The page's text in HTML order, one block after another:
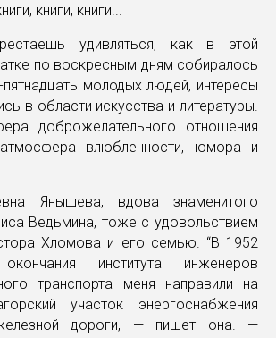
книги, книги...
удивляться, как в этой
по воскресным дням собиралось
пятнадцать молодых людей, интересы
в области искусства и литературы.
доброжелательного отношения
влюбленности, юмора и
Янышева, вдова знаменитого
Ведьмина, тоже с удовольствием
Хломова и его семью. “В 1952
института инженеров
транспорта меня направили на
участок энергоснабжения
дороги, — пишет она. —